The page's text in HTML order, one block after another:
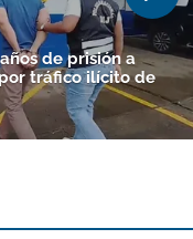
de prisión a
tráfico ilícito de